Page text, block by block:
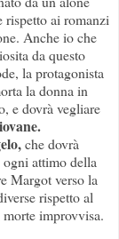
rispetto ai romanzi
Anche io che
da questo
la protagonista
la donna in
e dovrà vegliare
che dovrà
attimo della
Margot verso la
rispetto al
morte improvvisa.